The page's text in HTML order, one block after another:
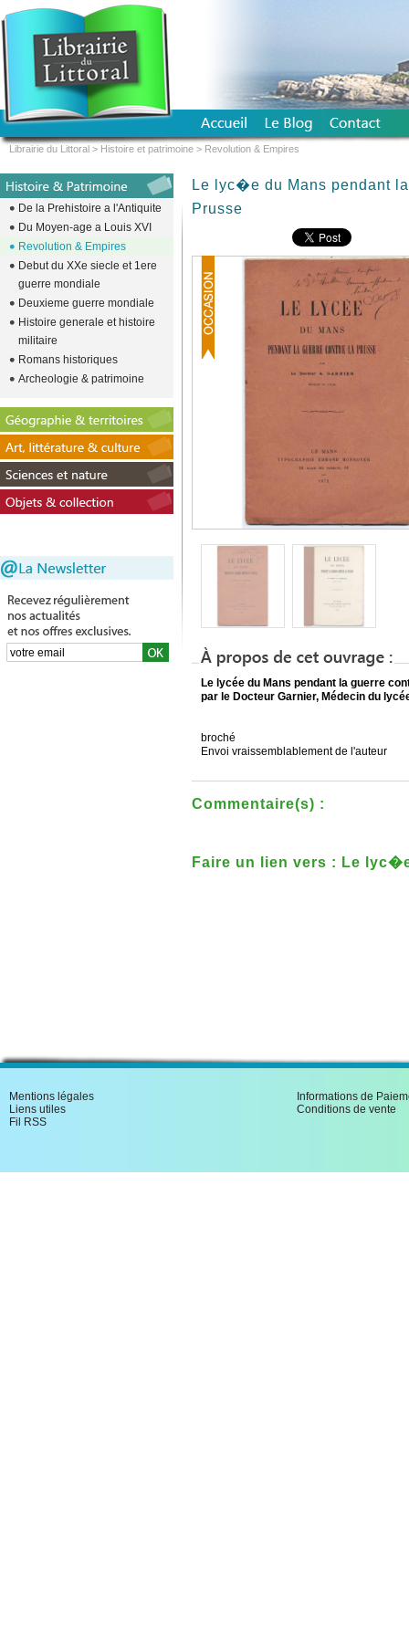
Le lyc�e du Mans pendant
Prusse
Le lycée du Mans pendant la guerre
par le Docteur Garnier, Médecin du
broché
Envoi vraissemblablement de l'auteur
Commentaire(s) :
Faire un lien vers : Le
De la Prehistoire a l'Antiquite
Du Moyen-age a Louis XVI
Revolution & Empires
Debut du XXe siecle et 1ere
guerre mondiale
Deuxieme guerre mondiale
Histoire generale et histoire
militaire
Romans historiques
Archeologie & patrimoine
Librairie du Littoral > Histoire et patrimoine > Revolution & Empires
Mentions légales
Liens utiles
Fil RSS
Informations de
Conditions de vente